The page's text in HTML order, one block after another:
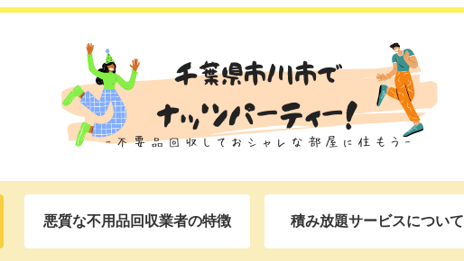
悪質な不用品回収業者の特徴 積み放題サービスについて